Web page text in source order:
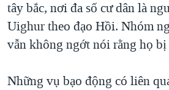
tây bắc, nơi đa số cư dân là
Uighur theo đạo Hồi. Nhóm
vẫn không ngớt nói rằng họ
Những vụ bạo động có liên